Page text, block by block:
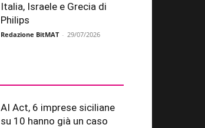
Italia, Israele e Grecia di
Philips
Redazione BitMAT - 29/07/2026
AI Act, 6 imprese siciliane
su 10 hanno già un caso